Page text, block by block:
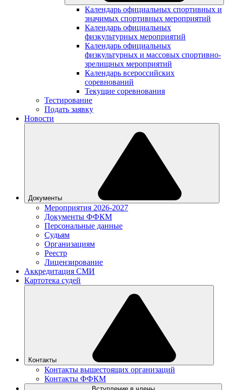
Календарь официальных спортивных и
значимых спортивных мероприятий
Календарь официальных
физкультурных мероприятий
Календарь официальных
физкультурных и массовых спортивно-
зрелищных мероприятий
Календарь всероссийских
соревнований
Текущие соревнования
Тестирование
Подать заявку
Новости
Документы
Мероприятия 2026-2027
Документы ФФКМ
Персональные данные
Судьям
Организациям
Реестр
Лицензирование
Аккредитация СМИ
Картотека судей
Контакты
Контакты вышестоящих организаций
Контакты ФФКМ